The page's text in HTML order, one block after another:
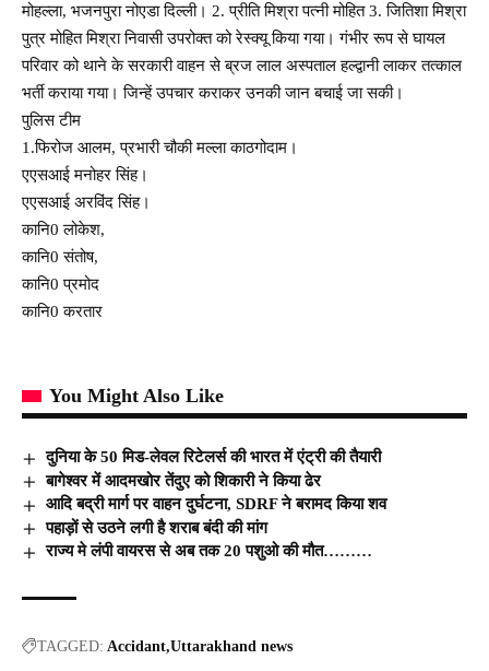
मोहल्ला, भजनपुरा नोएडा दिल्ली। 2. प्रीति मिश्रा पत्नी मोहित 3. जितिशा मिश्रा
पुत्र मोहित मिश्रा निवासी उपरोक्त को रेस्क्यू किया गया। गंभीर रूप से घायल
परिवार को थाने के सरकारी वाहन से ब्रज लाल अस्पताल हल्द्वानी लाकर तत्काल
भर्ती कराया गया। जिन्हें उपचार कराकर उनकी जान बचाई जा सकी।
पुलिस टीम
1.फिरोज आलम, प्रभारी चौकी मल्ला काठगोदाम।
एएसआई मनोहर सिंह।
एएसआई अरविंद सिंह।
कानि0 लोकेश,
कानि0 संतोष,
कानि0 प्रमोद
कानि0 करतार
You Might Also Like
दुनिया के 50 मिड-लेवल रिटेलर्स की भारत में एंट्री की तैयारी
बागेश्वर में आदमखोर तेंदुए को शिकारी ने किया ढेर
आदि बद्री मार्ग पर वाहन दुर्घटना, SDRF ने बरामद किया शव
पहाड़ों से उठने लगी है शराब बंदी की मांग
राज्य मे लंपी वायरस से अब तक 20 पशुओ की मौत………
TAGGED: Accidant Uttarakhand news